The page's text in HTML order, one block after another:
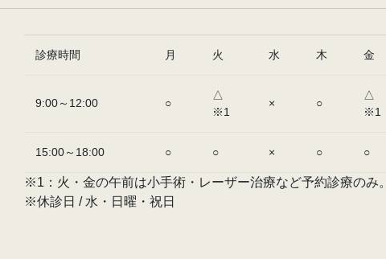
診療時間 月 火 水 木 金
9:00～12:00 ○
△
※1
× ○
△
※1
15:00～18:00 ○ ○ × ○ ○
※1：火・金の午前は小手術・レーザー治療など予約診療のみ。
※休診日 / 水・日曜・祝日